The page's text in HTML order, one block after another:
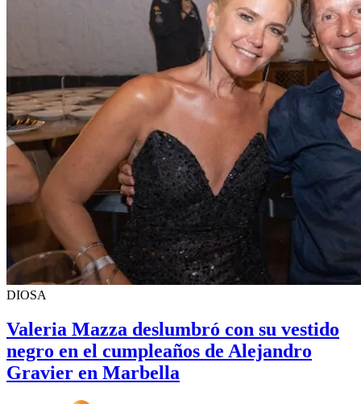
DIOSA
Valeria Mazza deslumbró con su vestido
negro en el cumpleaños de Alejandro
Gravier en Marbella